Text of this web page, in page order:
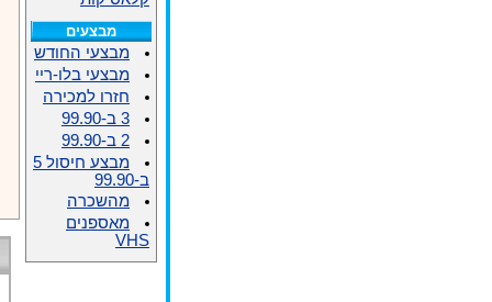
מבצעים
מבצעי החודש
מבצעי בלו-ריי
חזרו למכירה
3 ב-99.90
2 ב-99.90
מבצע חיסול 5
ב-99.90
מהשכרה
מאספנים
VHS